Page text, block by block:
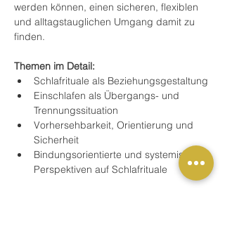
werden können, einen sicheren, flexiblen
und alltagstauglichen Umgang damit zu
finden.
Themen im Detail:
Schlafrituale als Beziehungsgestaltung
Einschlafen als Übergangs- und
Trennungssituation
Vorhersehbarkeit, Orientierung und
Sicherheit
Bindungsorientierte und systemische
Perspektiven auf Schlafrituale